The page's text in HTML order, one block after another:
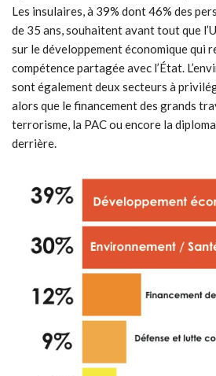
Les insulaires, à 39% dont 46% des
de 35 ans, souhaitent avant tout que
sur le développement économique qui
compétence partagée avec l’État.
sont également deux secteurs à
alors que le financement des grands
terrorisme, la PAC ou encore la
derrière.